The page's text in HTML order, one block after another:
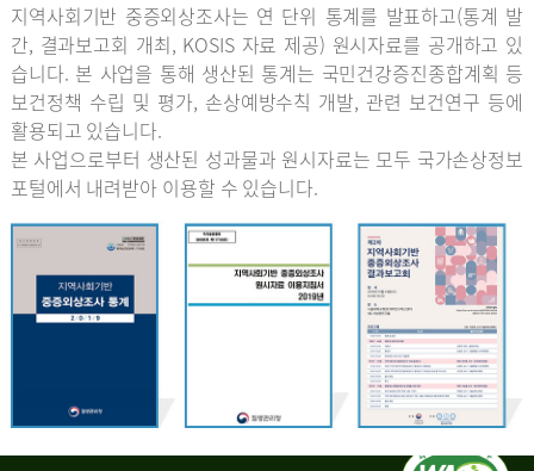
지역사회기반 중증외상조사는 연 단위 통계를 발표하고(통계 발
간, 결과보고회 개최, KOSIS 자료 제공) 원시자료를 공개하고 있
습니다. 본 사업을 통해 생산된 통계는 국민건강증진종합계획 등
보건정책 수립 및 평가, 손상예방수칙 개발, 관련 보건연구 등에
활용되고 있습니다.
본 사업으로부터 생산된 성과물과 원시자료는 모두 국가손상정보
포털에서 내려받아 이용할 수 있습니다.